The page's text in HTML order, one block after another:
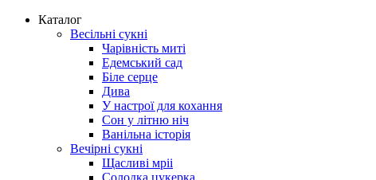
Каталог
Весільні сукні
Чарівність миті
Едемський сад
Біле серце
Дива
У настрої для кохання
Сон у літню ніч
Ванільна історія
Вечірні сукні
Щасливі мріі
Солодка цукерка